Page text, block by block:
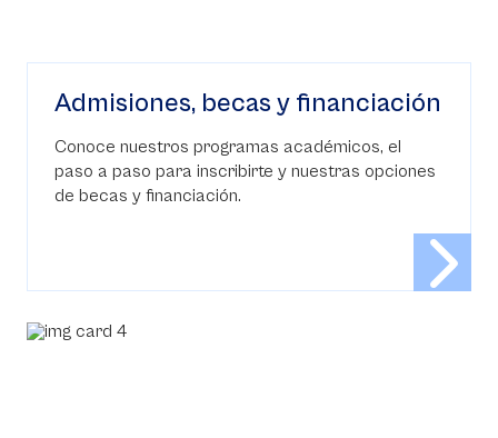
Admisiones, becas y financiación
Conoce nuestros programas académicos, el
paso a paso para inscribirte y nuestras opciones
de becas y financiación.